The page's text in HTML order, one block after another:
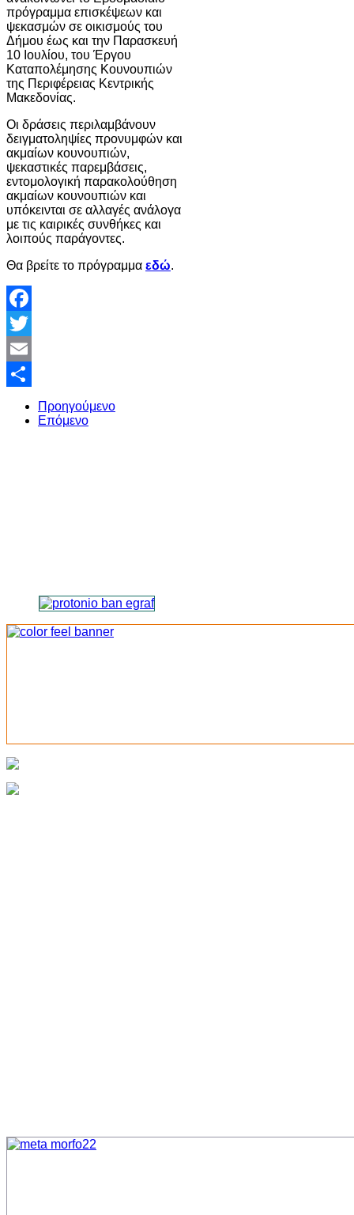
πρόγραμμα επισκέψεων και
ψεκασμών σε οικισμούς του
Δήμου έως και την Παρασκευή
10 Ιουλίου, του Έργου
Καταπολέμησης Κουνουπιών
της Περιφέρειας Κεντρικής
Μακεδονίας.
Οι δράσεις περιλαμβάνουν
δειγματοληψίες προνυμφών και
ακμαίων κουνουπιών,
ψεκαστικές παρεμβάσεις,
εντομολογική παρακολούθηση
ακμαίων κουνουπιών και
υπόκεινται σε αλλαγές ανάλογα
με τις καιρικές συνθήκες και
λοιπούς παράγοντες.
Θα βρείτε το πρόγραμμα εδώ.
Facebook
Twitter
Email
Share
Προηγούμενο
Επόμενο